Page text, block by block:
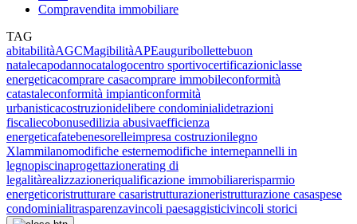
Compravendita immobiliare
TAG
abitabilitàAGCMagibilitàAPEauguribollettebuon
natalecapodannocatalogocentro sportivocertificazioniclasse
energeticacomprare casacomprare immobileconformità
catastaleconformità impianticonformità
urbanisticacostruzionidelibere condominialidetrazioni
fiscaliecobonusedilizia abusivaefficienza
energeticafatebenesorelleimpresa costruzionilegno
Xlammilanomodifiche esternemodifiche internepannelli in
legnopiscinaprogettazionerating di
legalitàrealizzazioneriqualificazione immobiliarerisparmio
energeticoristrutturare casaristrutturazioneristrutturazione casaspese
condominialitrasparenzavincoli paesaggisticivincoli storici